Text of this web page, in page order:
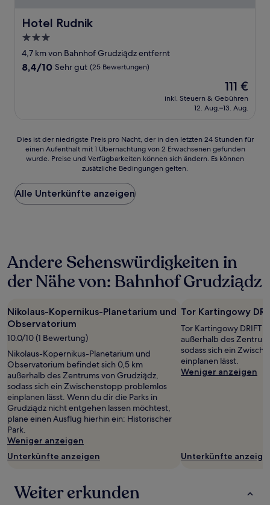
Hotel Rudnik
Hotel Rudnik
3.0-
Sterne-
Unterkunft
4,7 km von Bahnhof Grudziądz entfernt
8.4
8,4/10 Sehr gut (25 Bewertungen)
Der
Preis
beträgt
111 €
inkl. Steuern & Gebühren
12. Aug.–13. Aug.
Dies
der
Preis
pro
Nacht,
24 Stunden
für
einen
1 Übernachtung
von
2 Erwachsenen
gefunden
wurde.
Preise
und
Verfügbarkeiten
können
sich
ändern.
Es
können
zusätzliche
Dies ist der niedrigste Preis pro Nacht, der in den letzten 24 Stunden für
einen Aufenthalt mit 1 Übernachtung von 2 Erwachsenen gefunden
wurde. Preise und Verfügbarkeiten können sich ändern. Es können
zusätzliche Bedingungen gelten.
Alle Unterkünfte anzeigen
Andere Sehenswürdigkeiten in
der Nähe von: Bahnhof Grudziądz
Nikolaus-Kopernikus-Planetarium und
Observatorium
10.0/10 (1 Bewertung)
Nikolaus-Kopernikus-Planetarium und
Observatorium befindet sich 0,5 km
außerhalb des Zentrums von Grudziądz,
sodass sich ein Zwischenstopp problemlos
einplanen lässt. Wenn du dir die Parks in
Grudziądz nicht entgehen lassen möchtest,
plane einen Ausflug hierhin ein: Historischer
Park.
Weniger anzeigen
Unterkünfte anzeigen
Tor Kartingowy
Tor Kartingowy DRIFT
außerhalb des
sodass sich ein
einplanen lässt.
Weniger anzeigen
Unterkünfte
Weiter erkunden